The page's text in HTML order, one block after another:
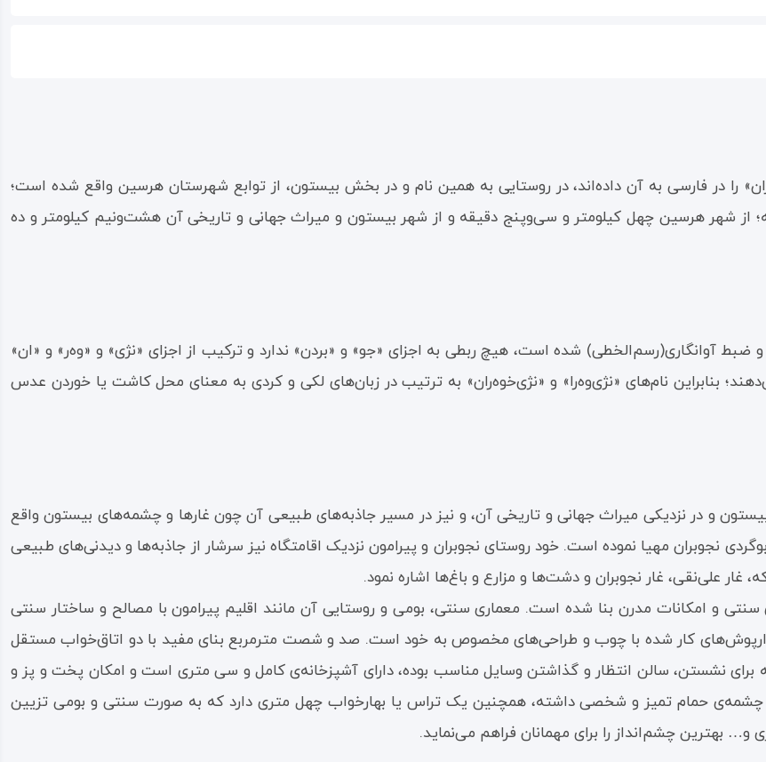
را در فارسی به آن داده‌اند، در روستایی به همین نام و در بخش بیستون، از توابع شهرستان هرسین واقع شده است؛
شهر کرمانشاه ۴۶ کیلومتر و چهل دقیقه؛ از شهر هرسین چهل کیلومتر و سی‌وپنج دقیقه و از شهر بیستون و میراث جهانی و تاریخی آن هشت‌ونیم کیلومتر و ده
ضبط آوانگاری(رسم‌الخطی) شده است، هیچ ربطی به اجزای «جو» و «بردن» ندارد و ترکیب از اجزای «نژی» و «وه‌ر» و «ان»
بنابراین نام‌های «نژی‌وه‌را» و «نژی‌خوه‌ران» به ترتیب در زبان‌های لکی و کردی به معنای محل کاشت یا خوردن عدس
بیستون و در نزدیکی میراث جهانی و تاریخی آن، و نیز در مسیر جاذبه‌های طبیعی آن چون غارها و چشمه‌های بیستون واقع
نجوبران مهیا نموده است. خود روستای نجوبران و پیرامون نزدیک اقامتگاه نیز سرشار از جاذبه‌ها و دیدنی‌های طبیعی
علی‌نقی، غار نجوبران و دشت‌ها و مزارع و باغ‌ها اشاره نمود.
سنتی و امکانات مدرن بنا شده است. معماری سنتی، بومی و روستایی آن مانند اقلیم پیرامون با مصالح و ساختار سنتی
کار شده با چوب و طراحی‌های مخصوص به خود است. صد و شصت مترمربع بنای مفید با دو اتاق‌خواب مستقل
برای نشستن، سالن انتظار و گذاشتن وسایل مناسب بوده، دارای آشپزخانه‌ی کامل و سی متری است و امکان پخت و پز و
حمام تمیز و شخصی داشته، همچنین یک تراس یا بهارخواب چهل متری دارد که به صورت سنتی و بومی تزیین
بهترین چشم‌انداز را برای مهمانان فراهم می‌نماید.